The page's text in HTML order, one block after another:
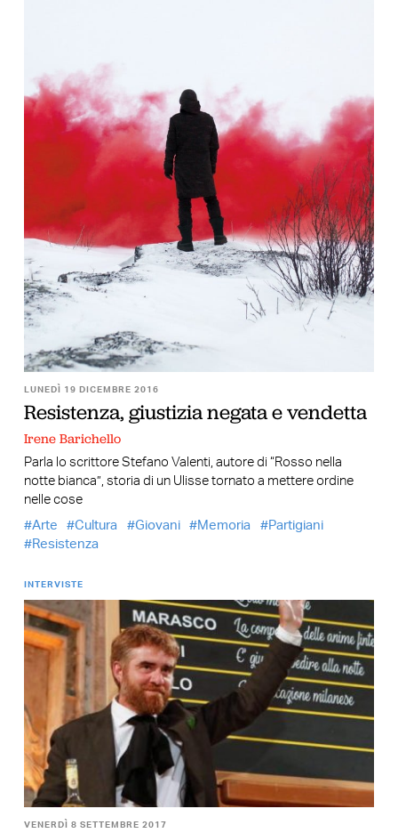
LUNEDÌ 19 DICEMBRE 2016
Resistenza, giustizia negata e vendetta
Irene Barichello
Parla lo scrittore Stefano Valenti, autore di “Rosso nella
notte bianca”, storia di un Ulisse tornato a mettere ordine
nelle cose
Arte
Cultura Giovani Memoria
Partigiani
Resistenza
INTERVISTE
VENERDÌ 8 SETTEMBRE 2017